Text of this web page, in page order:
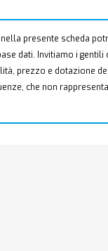
presente scheda
dati. Invitiamo i gentili
prezzo e dotazione
che non